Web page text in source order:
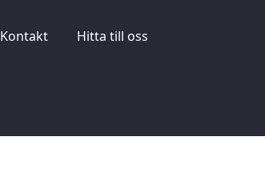
Kontakt Hitta till oss